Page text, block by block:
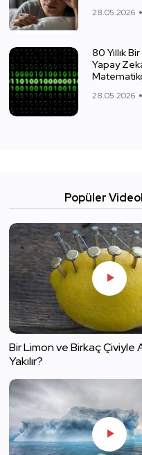
28.05.2026
80 Yıllık
Yapay
28.05.2026
Popüler
Bir Limon ve Birkaç Çiviyle
Yakılır?